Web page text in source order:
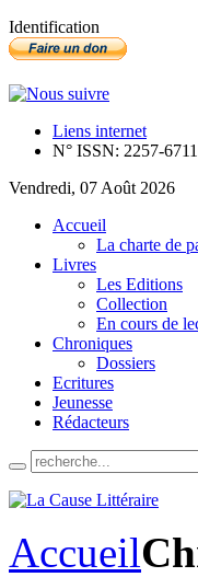
Identification
Liens internet
N° ISSN: 2257-6711
Vendredi, 07 Août 2026
Accueil
La charte de
Livres
Les Editions
Collection
En cours de
Chroniques
Dossiers
Ecritures
Jeunesse
Rédacteurs
Accueil